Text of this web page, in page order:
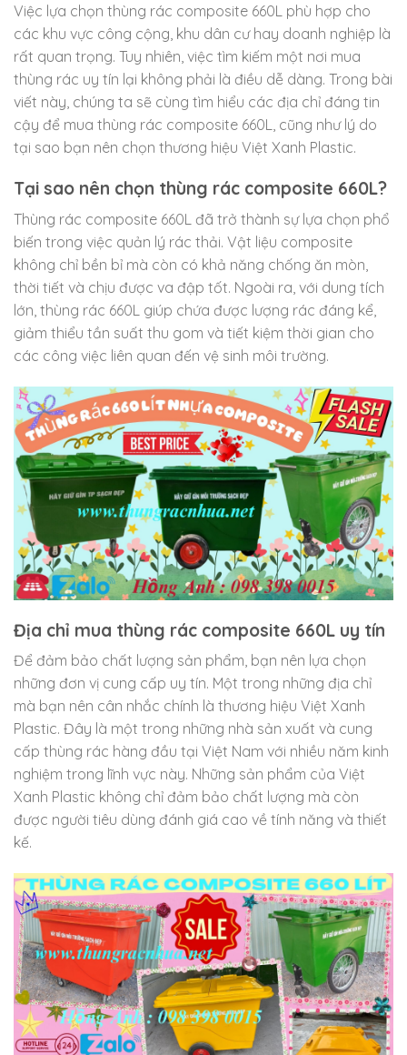
Việc lựa chọn thùng rác composite 660L phù hợp cho
các khu vực công cộng, khu dân cư hay doanh nghiệp là
rất quan trọng. Tuy nhiên, việc tìm kiếm một nơi mua
thùng rác uy tín lại không phải là điều dễ dàng. Trong bài
viết này, chúng ta sẽ cùng tìm hiểu các địa chỉ đáng tin
cậy để mua thùng rác composite 660L, cũng như lý do
tại sao bạn nên chọn thương hiệu Việt Xanh Plastic.
Tại sao nên chọn thùng rác composite 660L?
Thùng rác composite 660L đã trở thành sự lựa chọn phổ
biến trong việc quản lý rác thải. Vật liệu composite
không chỉ bền bỉ mà còn có khả năng chống ăn mòn,
thời tiết và chịu được va đập tốt. Ngoài ra, với dung tích
lớn, thùng rác 660L giúp chứa được lượng rác đáng kể,
giảm thiểu tần suất thu gom và tiết kiệm thời gian cho
các công việc liên quan đến vệ sinh môi trường.
Địa chỉ mua thùng rác composite 660L uy tín
Để đảm bảo chất lượng sản phẩm, bạn nên lựa chọn
những đơn vị cung cấp uy tín. Một trong những địa chỉ
mà bạn nên cân nhắc chính là thương hiệu Việt Xanh
Plastic. Đây là một trong những nhà sản xuất và cung
cấp thùng rác hàng đầu tại Việt Nam với nhiều năm kinh
nghiệm trong lĩnh vực này. Những sản phẩm của Việt
Xanh Plastic không chỉ đảm bảo chất lượng mà còn
được người tiêu dùng đánh giá cao về tính năng và thiết
kế.